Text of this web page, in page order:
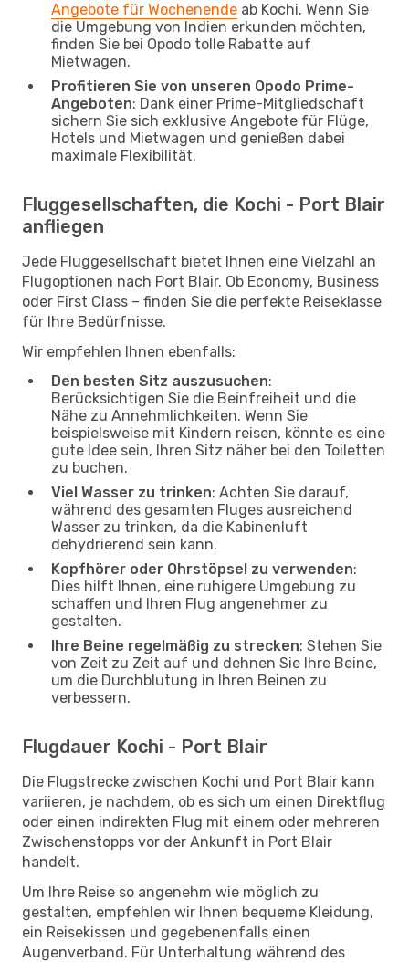
Angebote für Wochenende ab Kochi. Wenn Sie
die Umgebung von Indien erkunden möchten,
finden Sie bei Opodo tolle Rabatte auf
Mietwagen.
Profitieren Sie von unseren Opodo Prime-
Angeboten: Dank einer Prime-Mitgliedschaft
sichern Sie sich exklusive Angebote für Flüge,
Hotels und Mietwagen und genießen dabei
maximale Flexibilität.
Fluggesellschaften, die Kochi - Port Blair
anfliegen
Jede Fluggesellschaft bietet Ihnen eine Vielzahl an
Flugoptionen nach Port Blair. Ob Economy, Business
oder First Class – finden Sie die perfekte Reiseklasse
für Ihre Bedürfnisse.
Wir empfehlen Ihnen ebenfalls:
Den besten Sitz auszusuchen:
Berücksichtigen Sie die Beinfreiheit und die
Nähe zu Annehmlichkeiten. Wenn Sie
beispielsweise mit Kindern reisen, könnte es eine
gute Idee sein, Ihren Sitz näher bei den Toiletten
zu buchen.
Viel Wasser zu trinken: Achten Sie darauf,
während des gesamten Fluges ausreichend
Wasser zu trinken, da die Kabinenluft
dehydrierend sein kann.
Kopfhörer oder Ohrstöpsel zu verwenden:
Dies hilft Ihnen, eine ruhigere Umgebung zu
schaffen und Ihren Flug angenehmer zu
gestalten.
Ihre Beine regelmäßig zu strecken: Stehen Sie
von Zeit zu Zeit auf und dehnen Sie Ihre Beine,
um die Durchblutung in Ihren Beinen zu
verbessern.
Flugdauer Kochi - Port Blair
Die Flugstrecke zwischen Kochi und Port Blair kann
variieren, je nachdem, ob es sich um einen Direktflug
oder einen indirekten Flug mit einem oder mehreren
Zwischenstopps vor der Ankunft in Port Blair
handelt.
Um Ihre Reise so angenehm wie möglich zu
gestalten, empfehlen wir Ihnen bequeme Kleidung,
ein Reisekissen und gegebenenfalls einen
Augenverband. Für Unterhaltung während des